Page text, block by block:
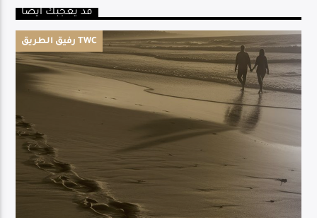
قد يعجبك أيضا
رفيق الطريق TWC